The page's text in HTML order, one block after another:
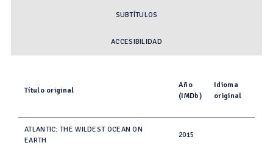
SUBTÍTULOS
ACCESIBILIDAD
Título original
Año
(IMDb)
Idioma
original
ATLANTIC: THE WILDEST OCEAN ON
EARTH
2015